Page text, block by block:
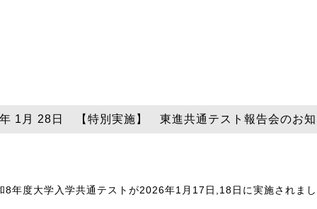
1月 28日 【特別実施】 東進共通テスト報告会のお知
8年度大学入学共通テストが2026年1月17日,18日に実施されまし